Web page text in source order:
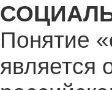
Понятие
является